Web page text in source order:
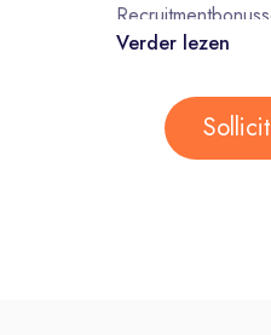
per vriend die jij
Opleiding- en
van onze eigen
De leukste
evenementen –
Verder lezen